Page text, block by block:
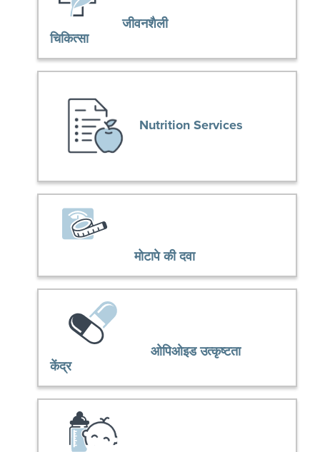
जीवनशैली
चिकित्सा
Nutrition Services
मोटापे की दवा
ओपिओइड उत्कृष्टता
केंद्र